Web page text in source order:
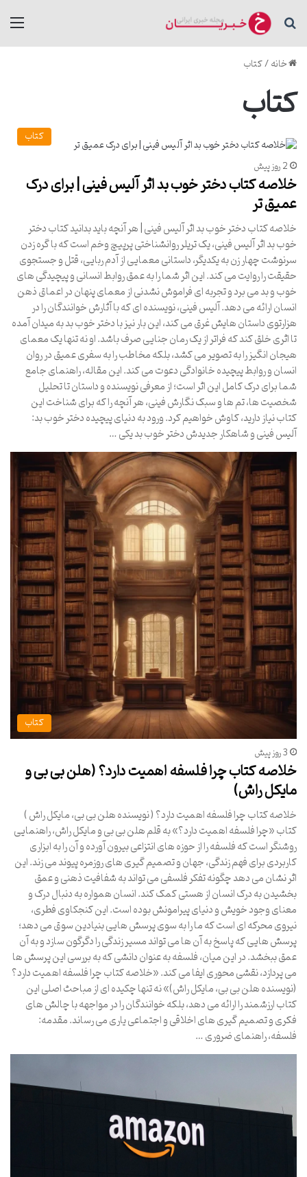
جستجو برای
خانه/کتاب
کتاب
کتاب
2 روز پیش
خلاصه کتاب دختر خوب بد اثر آلیس فینی | برای درک
عمیق تر
خلاصه کتاب دختر خوب بد اثر آلیس فینی | هر آنچه باید بدانید کتاب دختر
خوب بد اثر آلیس فینی، یک تریلر روانشناختی پرپیچ وخم است که با گره زدن
سرنوشت چهار زن به یکدیگر، داستانی معمایی از آدم ربایی، قتل و جستجوی
حقیقت را روایت می کند. این اثر شما را به عمق روابط انسانی و پیچیدگی های
خوب و بد می برد و تجربه ای فراموش نشدنی از معمای پنهان در اعماق ذهن
انسان ارائه می دهد. آلیس فینی، نویسنده ای که با آثارش خوانندگان را در
هزارتوی داستان هایش غرق می کند، این بار نیز با دختر خوب بد به میدان آمده
تا اثری خلق کند که فراتر از یک رمان جنایی صرف باشد. او نه تنها یک معمای
هیجان انگیز را به تصویر می کشد، بلکه مخاطب را به سفری عمیق در روان
انسان و روابط پیچیده خانوادگی دعوت می کند. این مقاله، راهنمای جامع
شما برای درک کامل این اثر است؛ از معرفی نویسنده و داستان تا تحلیل
شخصیت ها، تم ها و سبک نگارش فینی، هر آنچه را که برای شناخت این
کتاب نیاز دارید، کاوش خواهیم کرد. ورود به دنیای پیچیده دختر خوب بد:
آلیس فینی و شاهکار جدیدش دختر خوب بد یکی …
کتاب
3 روز پیش
خلاصه کتاب چرا فلسفه اهمیت دارد؟ (هلن بی بی و
مایکل راش)
خلاصه کتاب چرا فلسفه اهمیت دارد؟ ( نویسنده هلن بی بی، مایکل راش )
کتاب «چرا فلسفه اهمیت دارد؟» به قلم هلن بی بی و مایکل راش، راهنمایی
روشنگر است که فلسفه را از حوزه های انتزاعی بیرون آورده و آن را به ابزاری
کاربردی برای فهم زندگی، جهان و تصمیم گیری های روزمره پیوند می زند. این
اثر نشان می دهد چگونه تفکر فلسفی می تواند به شفافیت ذهنی و عمق
بخشیدن به درک انسان از هستی کمک کند. انسان همواره به دنبال درک و
معنای وجود خویش و دنیای پیرامونش بوده است. این کنجکاوی فطری،
نیروی محرکه ای است که ما را به سوی پرسش هایی بنیادین سوق می دهد؛
پرسش هایی که پاسخ به آن ها می تواند مسیر زندگی را دگرگون سازد و به آن
عمق ببخشد. در این میان، فلسفه به عنوان دانشی که به بررسی این پرسش ها
می پردازد، نقشی محوری ایفا می کند. «خلاصه کتاب چرا فلسفه اهمیت دارد؟
(نویسنده هلن بی بی، مایکل راش)» نه تنها چکیده ای از مباحث اصلی این
کتاب ارزشمند را ارائه می دهد، بلکه خوانندگان را در مواجهه با چالش های
فکری و تصمیم گیری های اخلاقی و اجتماعی یاری می رساند. مقدمه:
فلسفه، راهنمای ضروری …